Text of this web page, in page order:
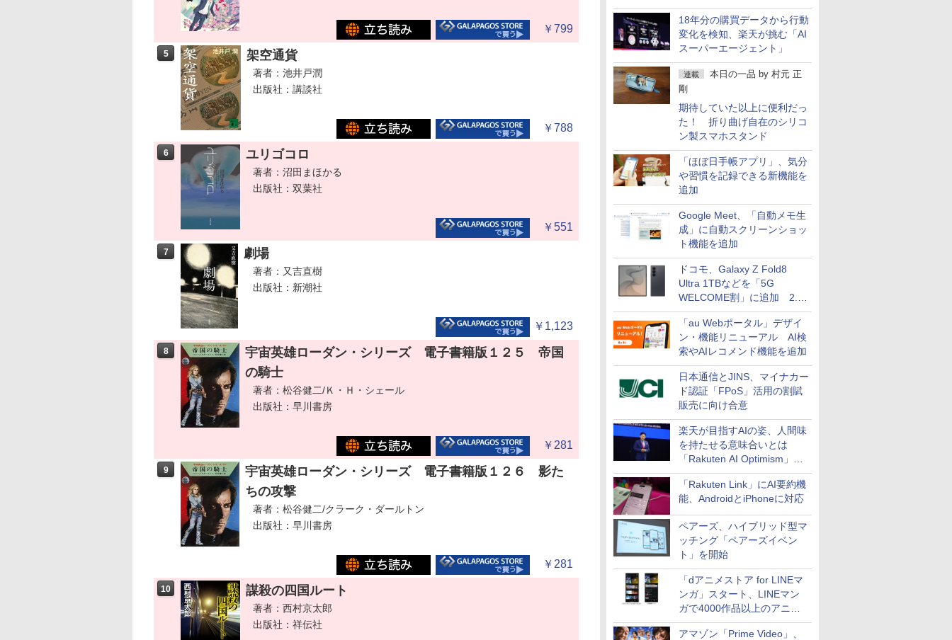
18年分の購買データから行動
変化を検知、楽天が挑む「AI
スーパーエージェント」
連載 本日の一品 by 村元 正
剛
期待していた以上に便利だっ
た！ 折り曲げ自在のシリコ
ン製スマホスタンド
「ほぼ日手帳アプリ」、気分
や習慣を記録できる新機能を
追加
Google Meet、「自動メモ生
成」に自動スクリーンショッ
ト機能を追加
ドコモ、Galaxy Z Fold8
Ultra 1TBなどを「5G
WELCOME割」に追加 2.2
万円引き
「au Webポータル」デザイ
ン・機能リニューアル AI検
索やAIレコメンド機能を追加
日本通信とJINS、マイナカー
ド認証「FPoS」活用の割賦
販売に向け合意
楽天が目指すAIの姿、人間味
を持たせる意味合いとは
「Rakuten AI Optimism」三
木谷氏の基調講演
「Rakuten Link」にAI要約機
能、AndroidとiPhoneに対応
ペアーズ、ハイブリッド型マ
ッチング「ペアーズイベン
ト」を開始
「dアニメストア for LINEマ
ンガ」スタート、LINEマン
ガで4000作品以上のアニメ
見放題
アマゾン「Prime Video」、
￥799
5 架空通貨
著者：池井戸潤
出版社：講談社
￥788
6 ユリゴコロ
著者：沼田まほかる
出版社：双葉社
￥551
7 劇場
著者：又吉直樹
出版社：新潮社
￥1,123
8
宇宙英雄ローダン・シリーズ 電子書籍版１２５ 帝国
の騎士
著者：松谷健二/Ｋ・Ｈ・シェール
出版社：早川書房
￥281
9
宇宙英雄ローダン・シリーズ 電子書籍版１２６ 影た
ちの攻撃
著者：松谷健二/クラーク・ダールトン
出版社：早川書房
￥281
10 謀殺の四国ルート
著者：西村京太郎
出版社：祥伝社